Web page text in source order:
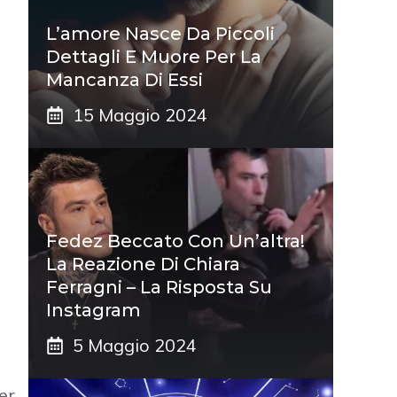
L’amore Nasce Da Piccoli
Dettagli E Muore Per La
Mancanza Di Essi
15 Maggio 2024
Fedez Beccato Con Un’altra!
La Reazione Di Chiara
Ferragni – La Risposta Su
Instagram
5 Maggio 2024